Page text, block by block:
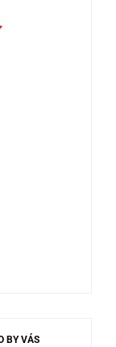
BY VÁS